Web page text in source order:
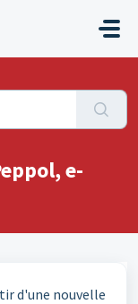
e-
d'une nouvelle